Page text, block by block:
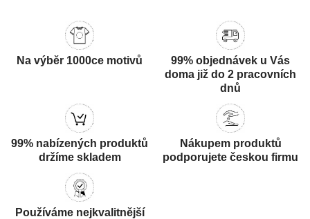
Na výběr 1000ce motivů
99% objednávek u Vás
doma již do 2 pracovních
dnů
99% nabízených produktů
držíme skladem
Nákupem produktů
podporujete českou firmu
Používáme nejkvalitnější